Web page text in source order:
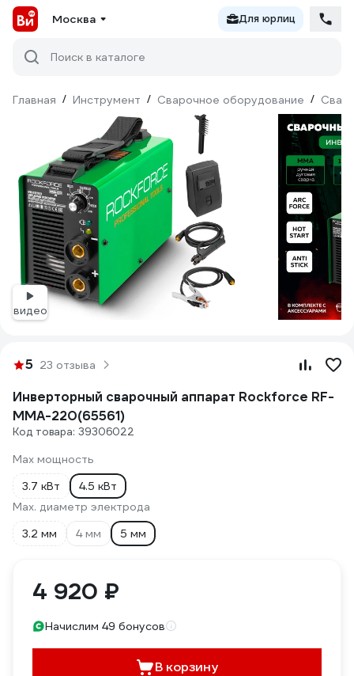
Москва Для юрлиц
Поиск в каталоге
Главная / Инструмент / Сварочное оборудование /
видео
5 23 отзыва
Инверторный сварочный аппарат Rockforce RF-
MMA-220(65561)
Код товара: 39306022
Max мощность
3.7 кВт
4.5 кВт
Мах. диаметр электрода
3.2 мм
4 мм 5 мм
4 920 ₽
Начислим 49 бонусов
В корзину